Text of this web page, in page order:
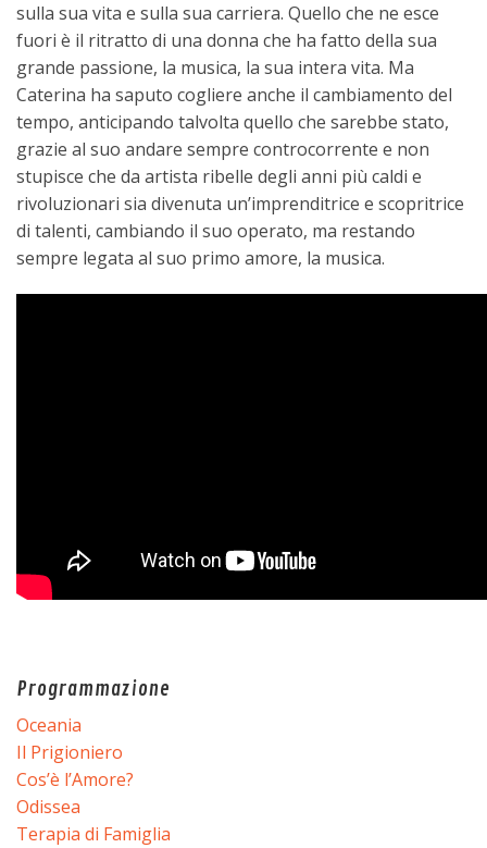
sulla sua vita e sulla sua carriera. Quello che ne esce
fuori è il ritratto di una donna che ha fatto della sua
grande passione, la musica, la sua intera vita. Ma
Caterina ha saputo cogliere anche il cambiamento del
tempo, anticipando talvolta quello che sarebbe stato,
grazie al suo andare sempre controcorrente e non
stupisce che da artista ribelle degli anni più caldi e
rivoluzionari sia divenuta un’imprenditrice e scopritrice
di talenti, cambiando il suo operato, ma restando
sempre legata al suo primo amore, la musica.
Programmazione
Oceania
Il Prigioniero
Cos’è l’Amore?
Odissea
Terapia di Famiglia